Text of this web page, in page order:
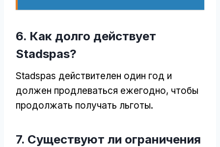
6. Как долго действует
Stadspas?
Stadspas действителен один год и
должен продлеваться ежегодно, чтобы
продолжать получать льготы.
7. Существуют ли ограничения